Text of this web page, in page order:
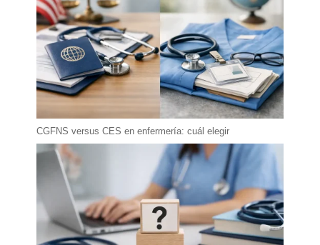
CGFNS versus CES en enfermería: cuál elegir